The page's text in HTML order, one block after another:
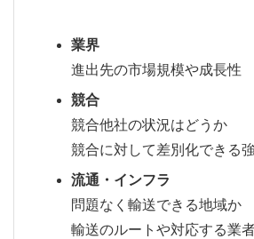
業界
進出先の市場規模や成長性
競合
競合他社の状況はどうか
競合に対して差別化できる
流通・インフラ
問題なく輸送できる地域か
輸送のルートや対応する業